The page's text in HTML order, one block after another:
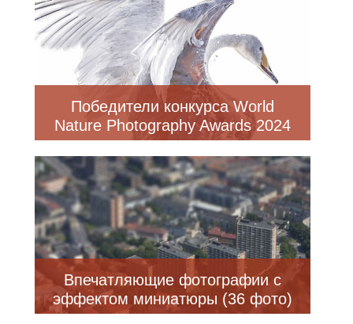
Победители конкурса World
Nature Photography Awards 2024
Впечатляющие фотографии с
эффектом миниатюры (36 фото)